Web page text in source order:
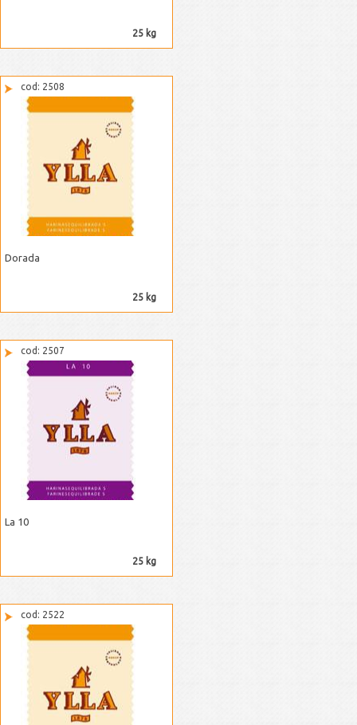
25 kg
cod: 2508
Dorada
25 kg
cod: 2507
La 10
25 kg
cod: 2522